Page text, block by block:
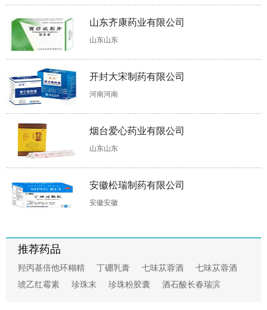
奥美拉唑肠溶
依达拉奉注射
液
复方氨酚苯海
拉明片
麝香壮骨膏
山东齐康药业有限公司
山东山东
开封大宋制药有限公司
河南河南
烟台爱心药业有限公司
山东山东
安徽松瑞制药有限公司
安徽安徽
推荐药品
羟丙基倍他环糊精 丁硼乳膏 七味苁蓉酒
七味苁蓉酒
琥乙红霉素
珍珠末 珍珠粉胶囊 酒石酸长春瑞滨